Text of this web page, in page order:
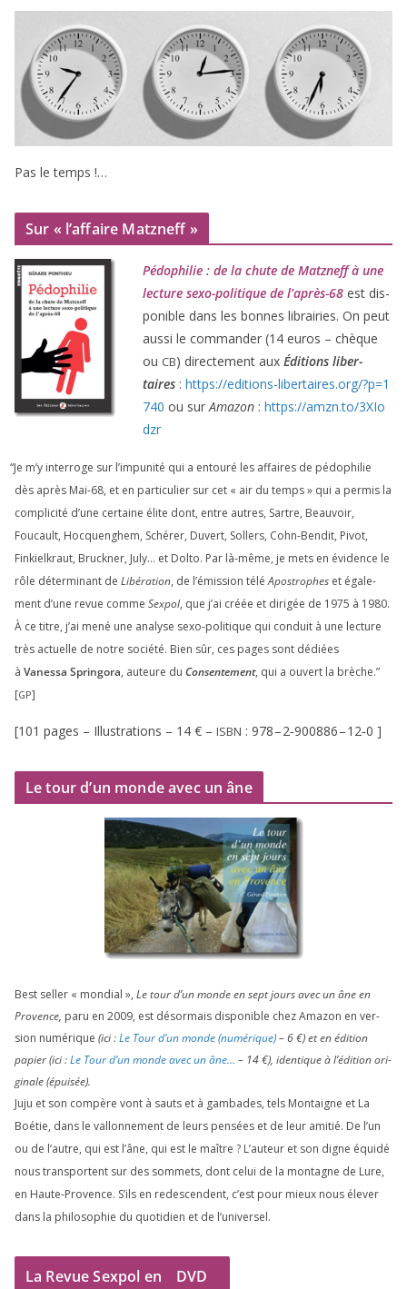
Pas le temps !…
Sur « l’affaire Matzneff »
Pédophilie : de la chute de Matzneff à une
lec­ture sexo-poli­tique de l’après-68 est dis­
po­nible dans les bonnes librai­ries. On peut
aus­si le com­man­der (14 euros – chèque
ou CB) direc­te­ment aux Éditions liber­
taires : https://​edi​tions​-liber​taires​.org/​?​p​=​1
740 ou surAmazon : https://​amzn​.to/​3​X​I​o​
dzr
“Je m’y inter­roge sur l’impunité qui a entou­ré les affaires de pédo­phi­lie
dès après Mai-68, et en par­ti­cu­lier sur cet « air du temps » qui a per­mis la
com­pli­ci­té d’une cer­taine élite dont, entre autres, Sartre, Beauvoir,
Foucault, Hocquenghem, Schérer, Duvert, Sollers, Cohn-Bendit, Pivot,
Finkielkraut, Bruckner, July… et Dolto. Par là-même, je mets en évi­dence le
rôle déter­mi­nant de Libération, de l’émission téléApostrophes et éga­le­
ment d’une revue comme Sexpol, que j’ai créée et diri­gée de 1975 à 1980.
À ce titre, j’ai mené une ana­lyse sexo-poli­tique qui conduit à une lec­ture
très actuelle de notre socié­té. Bien sûr, ces pages sont dédiées
à Vanessa Springora, auteure du Consentement, qui a ouvert la brèche.”
[GP]
[101 pages – Illustrations – 14 € – ISBN : 978–2‑900886–12‑0 ]
Le tour d’un monde avec un âne
Best sel­ler « mon­dial », Le tour d’un monde en sept jours avec un âne en
Provence, paru en 2009, est désor­mais dis­po­nible chez Amazon en ver­
sion numé­rique (ici :Le Tour d’un monde (numé­rique)–6€) et en édi­tion
papier (ici :Le Tour d’un monde avec un âne… – 14€), iden­tique à l’é­di­tion ori­
gi­nale (épui­sée).
Juju et son com­père vont à sauts et à gam­bades, tels Montaigne et La
Boétie, dans le val­lon­ne­ment de leurs pen­sées et de leur ami­tié. De l’un
ou de l’autre, qui est l’âne, qui est le maître ? L’auteur et son digne équi­dé
nous trans­portent sur des som­mets, dont celui de la mon­tagne de Lure,
en Haute-Provence. S’ils en redes­cendent, c’est pour mieux nous éle­ver
dans la phi­lo­so­phie du quo­ti­dien et de l’universel.
La Revue Sexpol en DVD